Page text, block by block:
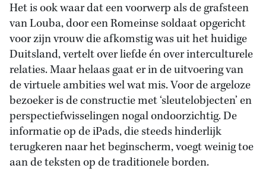
Het is ook waar dat een voorwerp als de grafsteen
van Louba, door een Romeinse soldaat opgericht
voor zijn vrouw die afkomstig was uit het huidige
Duitsland, vertelt over liefde én over interculturele
relaties. Maar helaas gaat er in de uitvoering van
de virtuele ambities wel wat mis. Voor de argeloze
bezoeker is de constructie met ‘sleutelobjecten’ en
perspectiefwisselingen nogal ondoorzichtig. De
informatie op de iPads, die steeds hinderlijk
terugkeren naar het beginscherm, voegt weinig toe
aan de teksten op de traditionele borden.